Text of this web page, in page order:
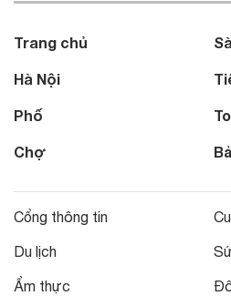
Trang chủ
Hà Nội
Phố
Chợ
Cổng thông tin
Du lịch
Ẩm thực